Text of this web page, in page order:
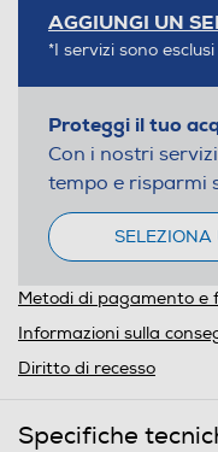
AGGIUNGI UN
*I servizi sono
Proteggi il tuo
Con i nostri
tempo e risparmi
Metodi di pagamento e
Informazioni sulla
Diritto di recesso
Specifiche